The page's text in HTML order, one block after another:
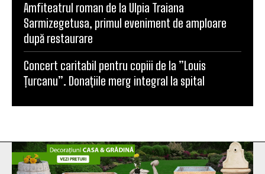
Amfiteatrul roman de la Ulpia Traiana
Sarmizegetusa, primul eveniment de amploare
după restaurare
Concert caritabil pentru copiii de la ”Louis
Țurcanu”. Donațiile merg integral la spital